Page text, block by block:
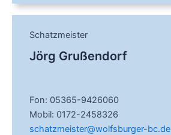
Schatzmeister
Jörg Grußendorf
Fon: 05365-9426060
Mobil: 0172-2458326
schatzmeister@wolfsburger-bc.de